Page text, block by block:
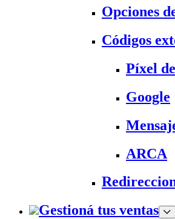
Opciones
Códigos
Píxel
Google
ARCA
Gestioná tus ventas